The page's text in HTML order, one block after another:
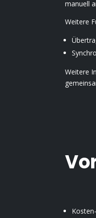
manuell
Weitere
Weitere